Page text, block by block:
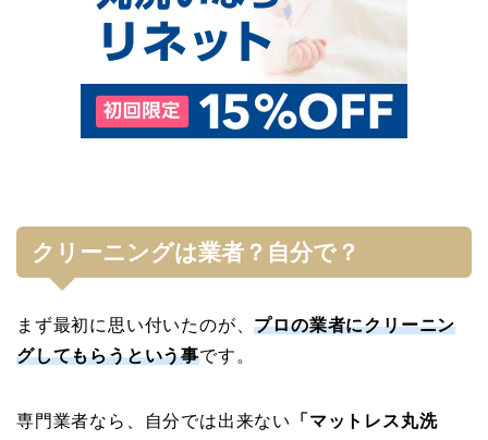
クリーニングは業者？自分で？
まず最初に思い付いたのが、プロの業者にクリーニン
グしてもらうという事です。
専門業者なら、自分では出来ない
「マットレス丸洗